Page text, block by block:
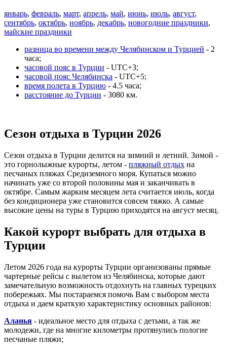
январь, февраль, март, апрель, май, июнь, июль, август,
сентябрь, октябрь, ноябрь, декабрь, новогодние праздники,
майские праздники
разница во времени между Челябинском и Турцией - 2
часа;
часовой пояс в Турции - UTC+3;
часовой пояс Челябинска - UTC+5;
время полета в Турцию - 4.5 часа;
расстояние до Турции - 3080 км.
Сезон отдыха в Турции 2026
Сезон отдыха в Турции делится на зимний и летний. Зимой -
это горнолыжные курорты, летом - пляжный отдых на
песчаных пляжах Средиземного моря. Купаться можно
начинать уже со второй половины мая и заканчивать в
октябре. Самым жарким месяцем лета считается июль, когда
без кондиционера уже становится совсем тяжко. А самые
высокие цены на туры в Турцию приходятся на август месяц.
Какой курорт выбрать для отдыха в
Турции
Летом 2026 года на курорты Турции организованы прямые
чартерные рейсы с вылетом из Челябинска, которые дают
замечательную возможность отдохнуть на главных турецких
побережьях. Мы постараемся помочь Вам с выбором места
отдыха и даем краткую характеристику основных районов:
Аланья - идеальное место для отдыха с детьми, а так же
молодежи, где на многие километры протянулись пологие
песчаные пляжи;